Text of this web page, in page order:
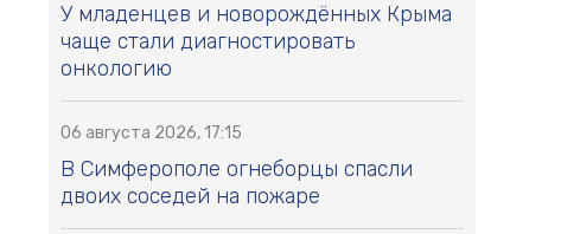
У младенцев и новорождённых Крыма
чаще стали диагностировать
онкологию
06 августа 2026, 17:15
В Симферополе огнеборцы спасли
двоих соседей на пожаре